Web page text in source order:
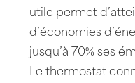
utile permet
d’économies
jusqu’à 70% ses
Le thermostat